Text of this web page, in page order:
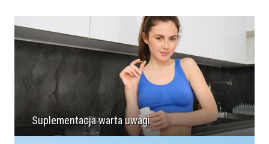
Suplementacja warta uwagi